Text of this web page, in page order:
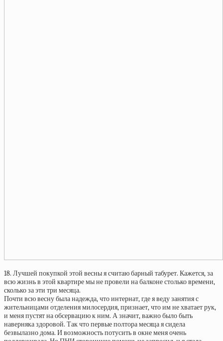
18. Лучшей покупкой этой весны я считаю барный табурет. Кажется, за
всю жизнь в этой квартире мы не провели на балконе столько времени,
сколько за эти три месяца.
Почти всю весну была надежда, что интернат, где я веду занятия с
жительницами отделения милосердия, признает, что им не хватает рук,
и меня пустят на обсервацию к ним. А значит, важно было быть
наверняка здоровой. Так что первые полтора месяца я сидела
безвылазно дома. И возможность потусить в окне меня очень